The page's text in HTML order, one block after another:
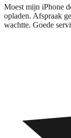
Moest mijn iPhone
opladen. Afspraak
wachtte. Goede